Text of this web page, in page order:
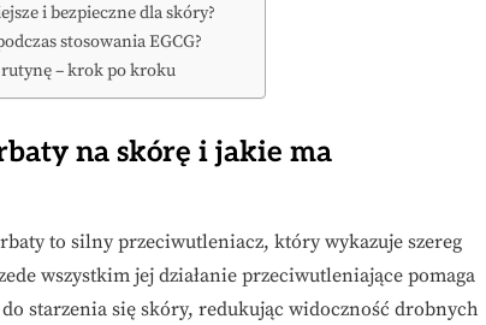
i bezpieczne dla skóry?
stosowania EGCG?
rutynę – krok po kroku
na skórę i jakie ma
to silny przeciwutleniacz, który wykazuje szereg
wszystkim jej działanie przeciwutleniające pomaga
starzenia się skóry, redukując widoczność drobnych